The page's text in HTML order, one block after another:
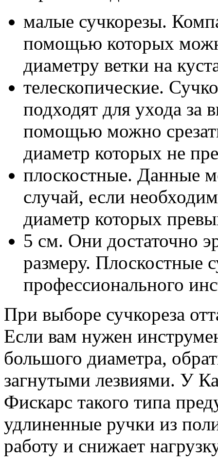
малые сучкорезы.
помощью которых
диаметру ветки на
телескопические.
подходят для ухода
помощью можно
диаметр которых не
плоскостные. Данные
случай, если
диаметр которых
5 см. Они достаточно
размеру. Плоскостные
профессионального
При выборе сучкореза
Если вам нужен
большого диаметра,
загнутыми лезвиями. У
Фискарс такого типа
удлиненные ручки из
работу и снижает